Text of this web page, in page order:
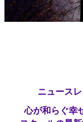
ニュース
心が和らぐ幸